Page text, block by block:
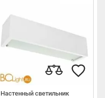
Настенный светильник